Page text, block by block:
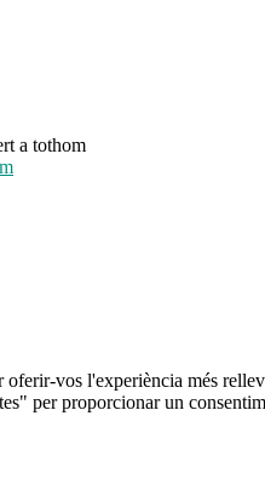
a tothom
vos l'experiència més
per proporcionar un